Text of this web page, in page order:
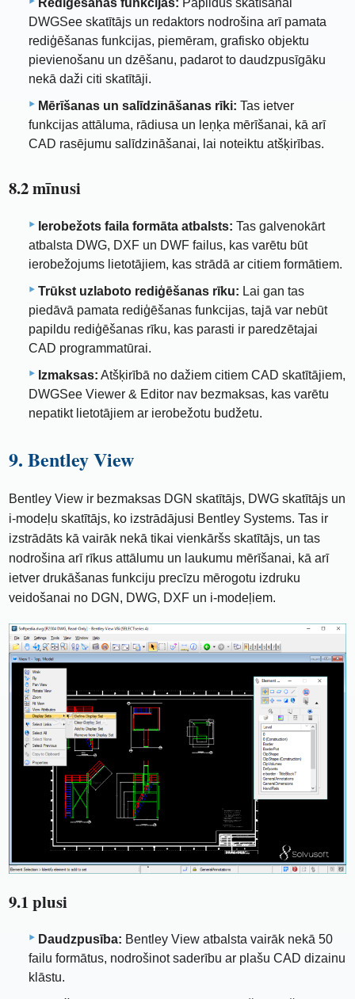
Rediģēšanas funkcijas: Papildus skatīšanai
DWGSee skatītājs un redaktors nodrošina arī pamata
rediģēšanas funkcijas, piemēram, grafisko objektu
pievienošanu un dzēšanu, padarot to daudzpusīgāku
nekā daži citi skatītāji.
Mērīšanas un salīdzināšanas rīki: Tas ietver
funkcijas attāluma, rādiusa un leņķa mērīšanai, kā arī
CAD rasējumu salīdzināšanai, lai noteiktu atšķirības.
8.2 mīnusi
Ierobežots faila formāta atbalsts: Tas galvenokārt
atbalsta DWG, DXF un DWF failus, kas varētu būt
ierobežojums lietotājiem, kas strādā ar citiem formātiem.
Trūkst uzlaboto rediģēšanas rīku: Lai gan tas
piedāvā pamata rediģēšanas funkcijas, tajā var nebūt
papildu rediģēšanas rīku, kas parasti ir paredzētajai
CAD programmatūrai.
Izmaksas: Atšķirībā no dažiem citiem CAD skatītājiem,
DWGSee Viewer & Editor nav bezmaksas, kas varētu
nepatikt lietotājiem ar ierobežotu budžetu.
9. Bentley View
Bentley View ir bezmaksas DGN skatītājs, DWG skatītājs un
i-modeļu skatītājs, ko izstrādājusi Bentley Systems. Tas ir
izstrādāts kā vairāk nekā tikai vienkāršs skatītājs, un tas
nodrošina arī rīkus attālumu un laukumu mērīšanai, kā arī
ietver drukāšanas funkciju precīzu mērogotu izdruku
veidošanai no DGN, DWG, DXF un i-modeļiem.
9.1 plusi
Daudzpusība: Bentley View atbalsta vairāk nekā 50
failu formātus, nodrošinot saderību ar plašu CAD dizainu
klāstu.